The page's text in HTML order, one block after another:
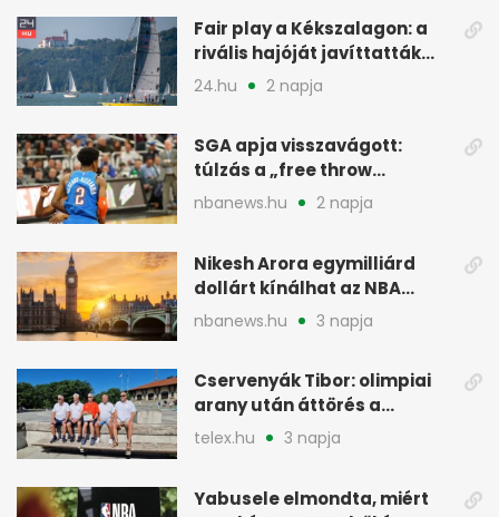
Fair play a Kékszalagon: a
rivális hajóját javíttatták
meg
24.hu 2 napja
SGA apja visszavágott:
túlzás a „free throw
merchant” címke?
nbanews.hu 2 napja
Nikesh Arora egymilliárd
dollárt kínálhat az NBA
Europe londoni csapatáért
nbanews.hu 3 napja
Cservenyák Tibor: olimpiai
arany után áttörés a
rákkutatásban
telex.hu 3 napja
Yabusele elmondta, miért